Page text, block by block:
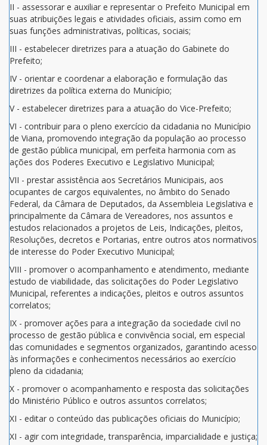
II - assessorar e auxiliar e representar o Prefeito Municipal em
suas atribuições legais e atividades oficiais, assim como em
suas funções administrativas, políticas, sociais;
III - estabelecer diretrizes para a atuação do Gabinete do
Prefeito;
IV - orientar e coordenar a elaboração e formulação das
diretrizes da política externa do Município;
V - estabelecer diretrizes para a atuação do Vice-Prefeito;
VI - contribuir para o pleno exercício da cidadania no Município
de Viana, promovendo integração da população ao processo
de gestão pública municipal, em perfeita harmonia com as
ações dos Poderes Executivo e Legislativo Municipal;
VII - prestar assistência aos Secretários Municipais, aos
ocupantes de cargos equivalentes, no âmbito do Senado
Federal, da Câmara de Deputados, da Assembleia Legislativa e
principalmente da Câmara de Vereadores, nos assuntos e
estudos relacionados a projetos de Leis, Indicações, pleitos,
Resoluções, decretos e Portarias, entre outros atos normativos
de interesse do Poder Executivo Municipal;
VIII - promover o acompanhamento e atendimento, mediante
estudo de viabilidade, das solicitações do Poder Legislativo
Municipal, referentes a indicações, pleitos e outros assuntos
correlatos;
IX - promover ações para a integração da sociedade civil no
processo de gestão pública e convivência social, em especial
das comunidades e segmentos organizados, garantindo acesso
às informações e conhecimentos necessários ao exercício
pleno da cidadania;
X - promover o acompanhamento e resposta das solicitações
do Ministério Público e outros assuntos correlatos;
XI - editar o conteúdo das publicações oficiais do Município;
XI - agir com integridade, transparência, imparcialidade e justiça;